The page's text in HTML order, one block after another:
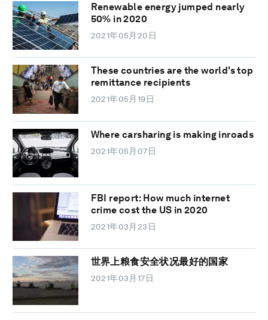
Renewable energy jumped nearly
50% in 2020
2021年05月20日
These countries are the world's top
remittance recipients
2021年05月19日
Where carsharing is making inroads
2021年05月07日
FBI report: How much internet
crime cost the US in 2020
2021年03月23日
世界上粮食安全状况最好的国家
2021年03月17日